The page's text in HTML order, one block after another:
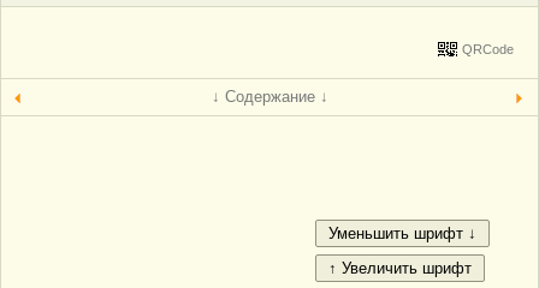
QRCode
↓ Содержание ↓